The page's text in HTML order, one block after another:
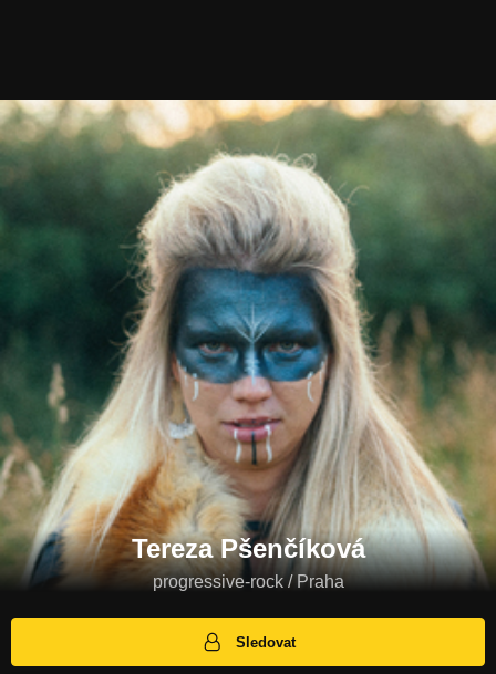
Tereza Pšenčíková
progressive-rock / Praha
Sledovat